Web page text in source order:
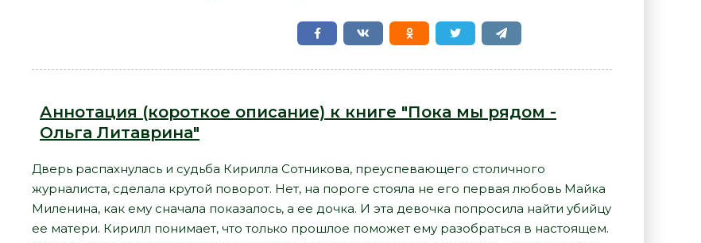
Аннотация (короткое описание) к книге "Пока мы рядом -
Ольга Литаврина"
Дверь распахнулась и судьба Кирилла Сотникова, преуспевающего столичного
журналиста, сделала крутой поворот. Нет, на пороге стояла не его первая любовь Майка
Миленина, как ему сначала показалось, а ее дочка. И эта девочка попросила найти убийцу
ее матери. Кирилл понимает, что только прошлое поможет ему разобраться в настоящем.